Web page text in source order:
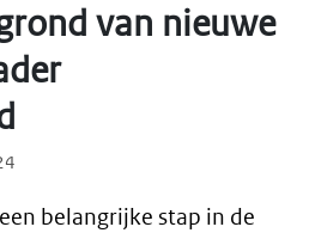
van nieuwe
belangrijke stap in de